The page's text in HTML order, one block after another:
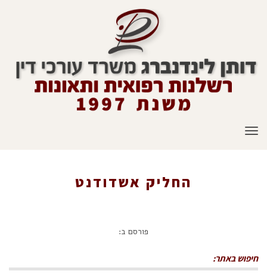
תפריט
החליק אשדודנט
פורסם ב:
חיפוש באתר: